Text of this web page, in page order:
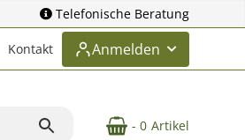
Telefonische Beratung
Kontakt Anmelden
- 0 Artikel